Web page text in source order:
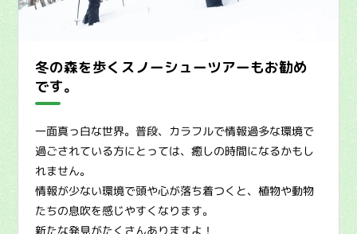
冬の森を歩くスノーシューツアーもお勧め
です。
一面真っ白な世界。普段、カラフルで情報過多な環境で
過ごされている方にとっては、癒しの時間になるかもし
れません。
情報が少ない環境で頭や心が落ち着つくと、植物や動物
たちの息吹を感じやすくなります。
新たな発見がたくさんありますよ！